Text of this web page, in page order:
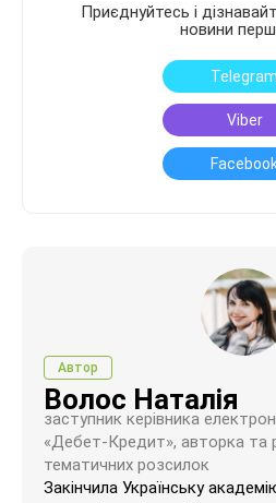
Приєднуйтесь і
новини
Telegram
Viber
Автор
Волос Наталія
заступник керівника
«Дебет-Кредит», авторка та
тематичних розсилок
Закінчила Українську